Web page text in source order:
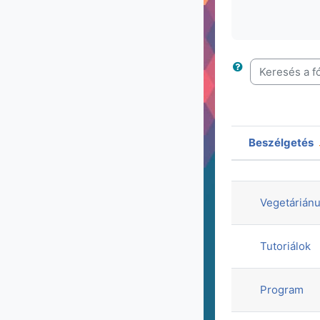
Keresés a
Állapot
Beszélgetés
Tutoriálok
Program